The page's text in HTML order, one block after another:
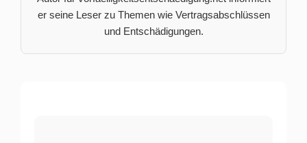
er seine Leser zu Themen wie Vertragsabschlüssen
und Entschädigungen.